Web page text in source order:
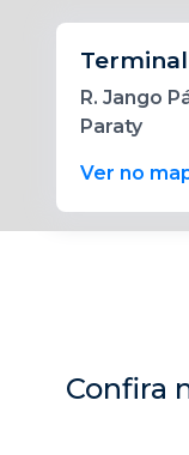
R. Jango
Paraty
Ver no
Confira